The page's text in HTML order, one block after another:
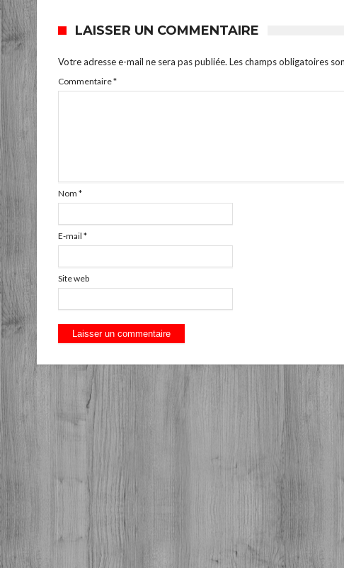
LAISSER UN COMMENTAIRE
Votre adresse e-mail ne sera pas publiée. Les champs obligatoires
Commentaire*
Nom *
E-mail *
Site web